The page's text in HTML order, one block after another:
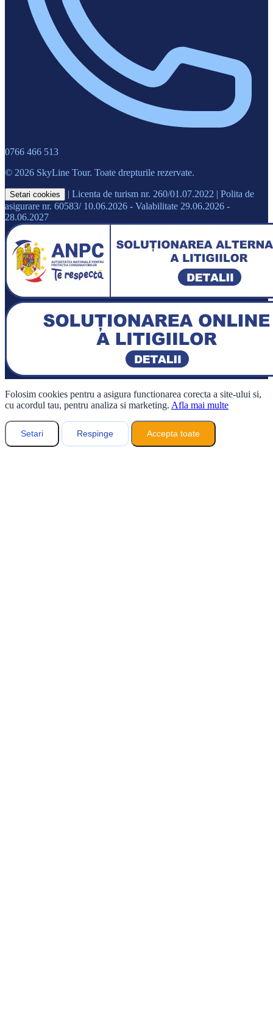
0766 466 513
© 2026 SkyLine Tour. Toate drepturile rezervate.
Setari cookies | Licenta de turism nr. 260/01.07.2022 | Polita de
asigurare nr. 60583/ 10.06.2026 - Valabilitate 29.06.2026 -
28.06.2027
Folosim cookies pentru a asigura functionarea corecta a site-ului si,
cu acordul tau, pentru analiza si marketing. Afla mai multe
Setari Respinge Accepta toate